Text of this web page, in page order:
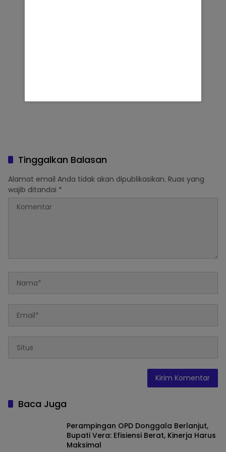
Tinggalkan Balasan
Alamat email Anda tidak akan dipublikasikan. Ruas yang
wajib ditandai *
Baca Juga
Perampingan OPD Donggala Berlanjut,
Bupati Vera: Efisiensi Berat, Kinerja Harus
Maksimal